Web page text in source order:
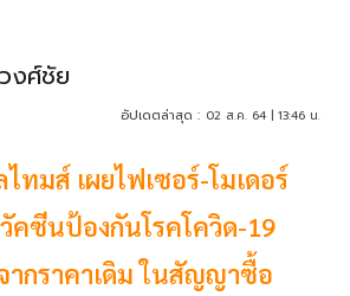
งศ์ชัย
อัปเดตล่าสุด : 02 ส.ค. 64 | 13:46 น.
ทมส์ เผยไฟเซอร์-โมเดอร์
คซีนป้องกันโรคโควิด-19
ากราคาเดิม ในสัญญาซื้อ